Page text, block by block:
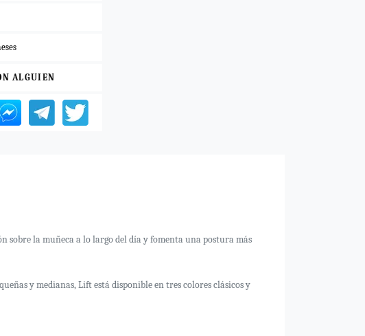
ALGUIEN
sobre la muñeca a lo largo del día y fomenta una postura más
y medianas, Lift está disponible en tres colores clásicos y